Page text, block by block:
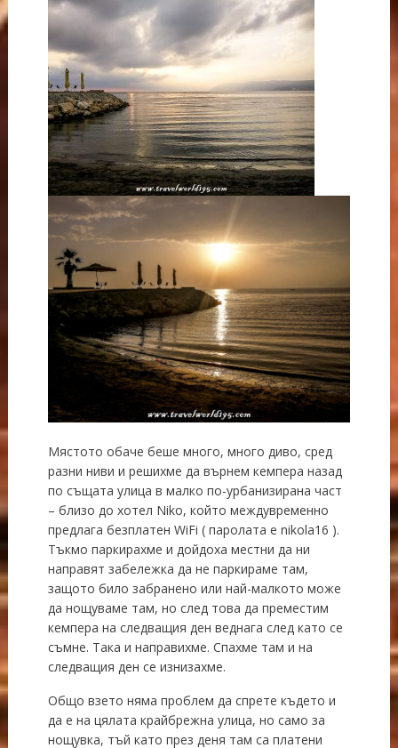
Мястото обаче беше много, много диво, сред
разни ниви и решихме да върнем кемпера назад
по същата улица в малко по-урбанизирана част
– близо до хотел Niko, който междувременно
предлага безплатен WiFi ( паролата е nikola16 ).
Тъкмо паркирахме и дойдоха местни да ни
направят забележка да не паркираме там,
защото било забранено или най-малкото може
да нощуваме там, но след това да преместим
кемпера на следващия ден веднага след като се
съмне. Така и направихме. Спахме там и на
следващия ден се изнизахме.
Общо взето няма проблем да спрете където и
да е на цялата крайбрежна улица, но само за
нощувка, тъй като през деня там са платени